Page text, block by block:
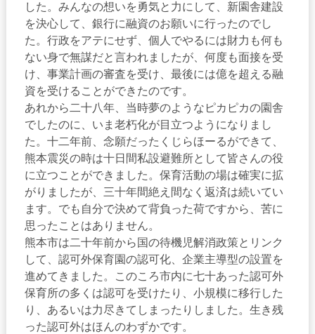
した。みんなの想いを勇気と力にして、新園舎建設
を決心して、銀行に融資のお願いに行ったのでし
た。行政をアテにせず、個人でやるには財力も何も
ない身で無謀だと言われましたが、何度も面接を受
け、事業計画の審査を受け、最後には億を超える融
資を受けることができたのです。
あれから二十八年、当時夢のようなピカピカの園舎
でしたのに、いま老朽化が目立つようになりまし
た。十二年前、念願だったくじらほーるができて、
熊本震災の時は十日間私設避難所として皆さんの役
に立つことができました。保育活動の場は確実に拡
がりましたが、三十年間絶え間なく返済は続いてい
ます。でも自分で決めて背負った荷ですから、苦に
思ったことはありません。
熊本市は二十年前から国の待機児解消政策とリンク
して、認可外保育園の認可化、企業主導型の設置を
進めてきました。このころ市内に七十あった認可外
保育所の多くは認可を受けたり、小規模に移行した
り、あるいは力尽きてしまったりしました。生き残
った認可外はほんのわずかです。